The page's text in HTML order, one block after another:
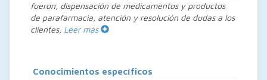
fueron, dispensación de medicamentos y productos
de parafarmacia, atención y resolución de dudas a los
clientes, Leer más
Conocimientos específicos